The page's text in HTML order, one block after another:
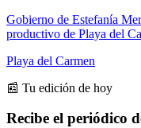
Gobierno de Estefanía
productivo de Playa del
Playa del Carmen
📰 Tu edición de hoy
Recibe el periódico